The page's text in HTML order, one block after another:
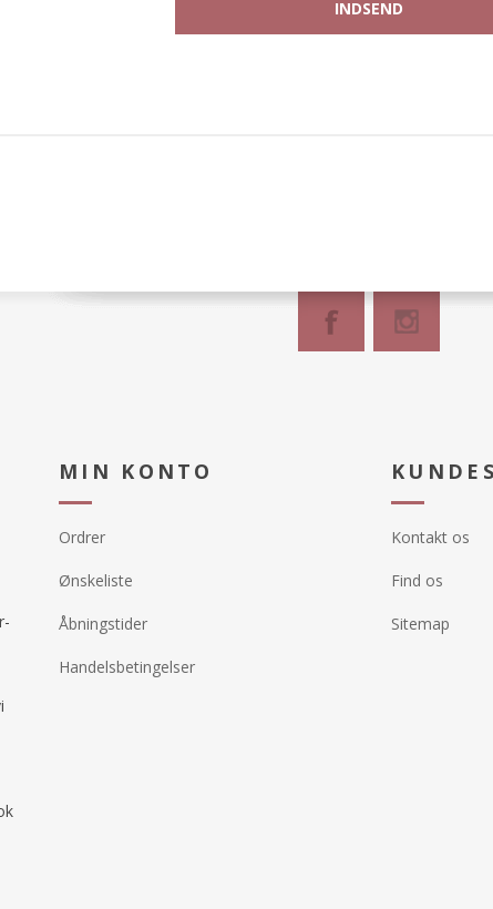
MIN KONTO
Ordrer
Ønskeliste
Åbningstider
Handelsbetingelser
Kontakt os
Find os
Sitemap